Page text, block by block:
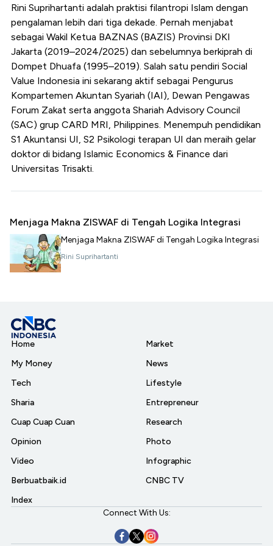
Rini Suprihartanti adalah praktisi filantropi Islam dengan
pengalaman lebih dari tiga dekade. Pernah menjabat
sebagai Wakil Ketua BAZNAS (BAZIS) Provinsi DKI
Jakarta (2019–2024/2025) dan sebelumnya berkiprah di
Dompet Dhuafa (1995–2019). Salah satu pendiri Social
Value Indonesia ini sekarang aktif sebagai Pengurus
Kompartemen Akuntan Syariah (IAI), Dewan Pengawas
Forum Zakat serta anggota Shariah Advisory Council
(SAC) grup CARD MRI, Philippines. Menempuh pendidikan
S1 Akuntansi UI, S2 Psikologi terapan UI dan meraih gelar
doktor di bidang Islamic Economics & Finance dari
Universitas Trisakti.
Menjaga Makna ZISWAF di Tengah Logika Integrasi
Menjaga Makna ZISWAF di Tengah Logika Integrasi
Rini Suprihartanti
Home
My Money
Tech
Sharia
Cuap Cuap Cuan
Opinion
Video
Berbuatbaik.id
Index
Market
News
Lifestyle
Entrepreneur
Research
Photo
Infographic
CNBC TV
Connect With Us: